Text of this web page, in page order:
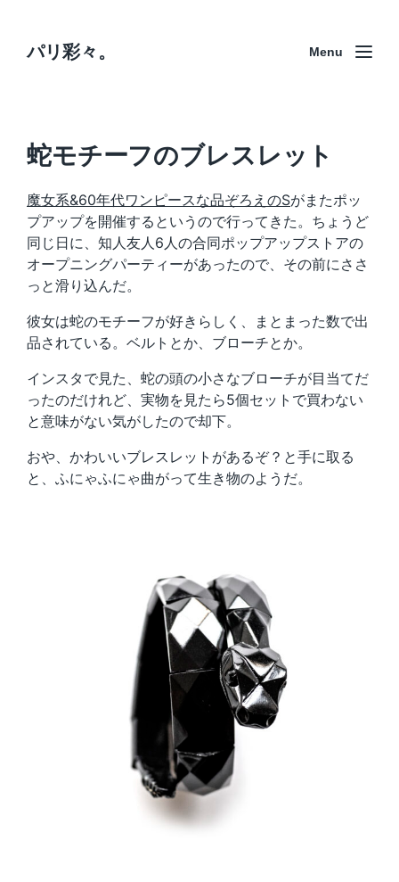
パリ彩々。 Menu
蛇モチーフのブレスレット
魔女系&60年代ワンピースな品ぞろえのSがまたポッ
プアップを開催するというので行ってきた。ちょうど
同じ日に、知人友人6人の合同ポップアップストアの
オープニングパーティーがあったので、その前にささ
っと滑り込んだ。
彼女は蛇のモチーフが好きらしく、まとまった数で出
品されている。ベルトとか、ブローチとか。
インスタで見た、蛇の頭の小さなブローチが目当てだ
ったのだけれど、実物を見たら5個セットで買わない
と意味がない気がしたので却下。
おや、かわいいブレスレットがあるぞ？と手に取る
と、ふにゃふにゃ曲がって生き物のようだ。